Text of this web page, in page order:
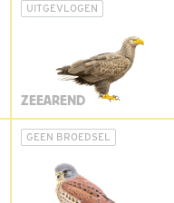
UITGEVLOGEN
ZEEAREND
GEEN BROEDSEL